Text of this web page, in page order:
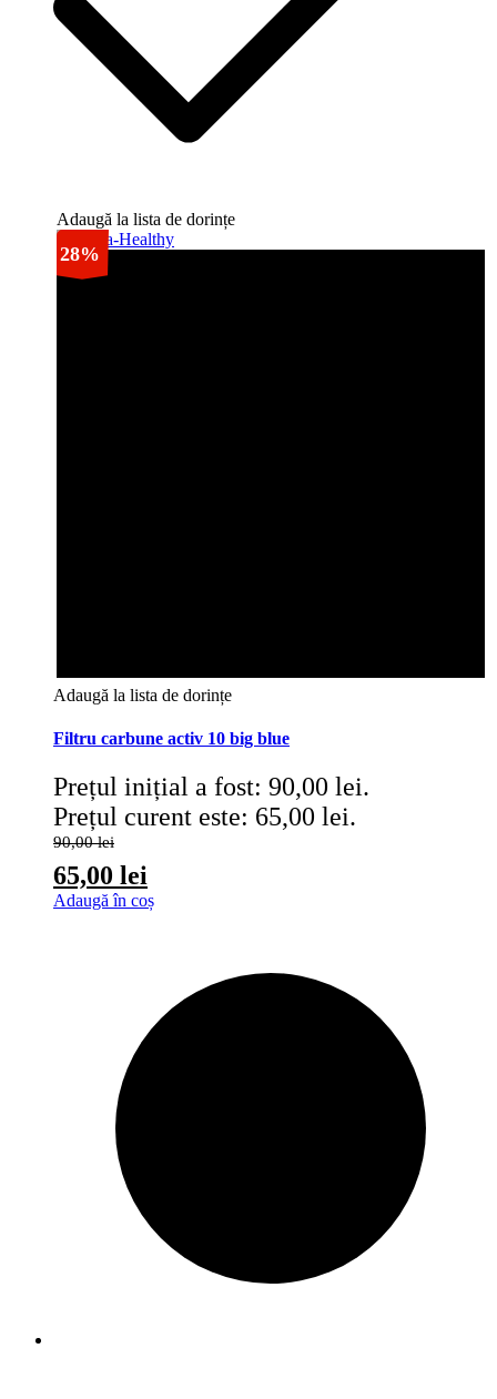
Adaugă la lista de dorințe
28%
Adaugă la lista de dorințe
Filtru carbune activ 10 big blue
90,00lei
Prețul inițial a fost: 90,00 lei.
65,00 lei
Prețul curent este: 65,00 lei.
Adaugă în coș